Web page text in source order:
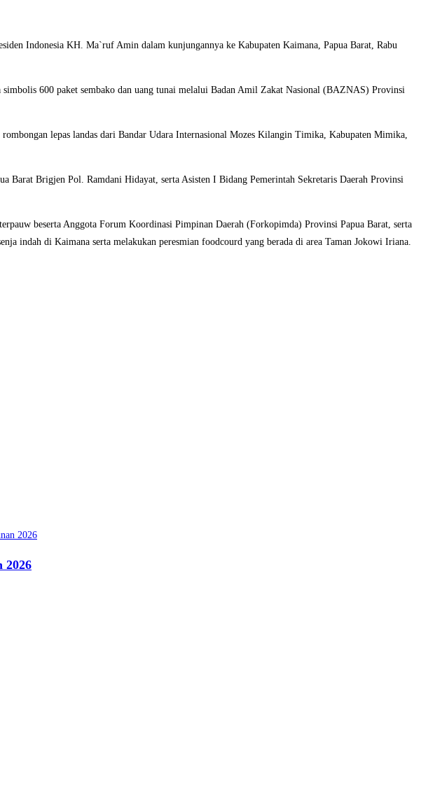
Indonesia KH. Ma`ruf Amin dalam kunjungannya ke Kabupaten Kaimana, Papua Barat, Rabu
600 paket sembako dan uang tunai melalui Badan Amil Zakat Nasional (BAZNAS) Provinsi
lepas landas dari Bandar Udara Internasional Mozes Kilangin Timika, Kabupaten Mimika,
Barat Brigjen Pol. Ramdani Hidayat, serta Asisten I Bidang Pemerintah Sekretaris Daerah Provinsi
beserta Anggota Forum Koordinasi Pimpinan Daerah (Forkopimda) Provinsi Papua Barat, serta
indah di Kaimana serta melakukan peresmian foodcourd yang berada di area Taman Jokowi Iriana.
2026